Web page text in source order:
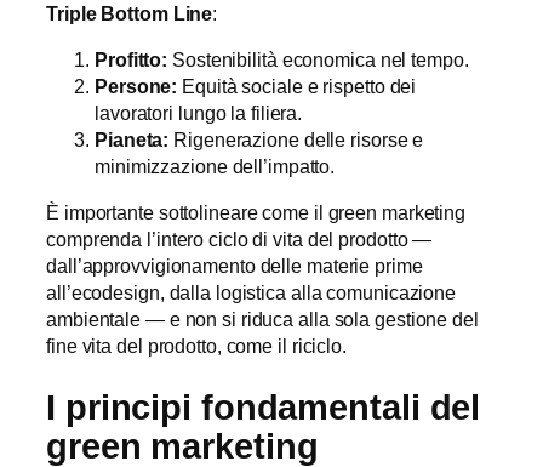
Triple Bottom Line:
Profitto: Sostenibilità economica nel tempo.
Persone: Equità sociale e rispetto dei
lavoratori lungo la filiera.
Pianeta: Rigenerazione delle risorse e
minimizzazione dell’impatto.
È importante sottolineare come il green marketing
comprenda l’intero ciclo di vita del prodotto —
dall’approvvigionamento delle materie prime
all’ecodesign, dalla logistica alla comunicazione
ambientale — e non si riduca alla sola gestione del
fine vita del prodotto, come il riciclo.
I principi fondamentali del
green marketing